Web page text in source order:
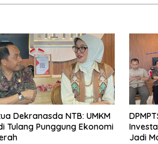
Dekranasda NTB: UMKM
Tulang Punggung Ekonomi
Jadi